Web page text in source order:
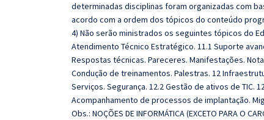
determinadas disciplinas foram organizadas com
acordo com a ordem dos tópicos do conteúdo
4) Não serão ministrados os seguintes tópicos do
Atendimento Técnico Estratégico. 11.1 Suporte
Respostas técnicas. Pareceres. Manifestações.
Condução de treinamentos. Palestras. 12
Serviços. Segurança. 12.2 Gestão de ativos de TIC.
Acompanhamento de processos de implantação.
Obs.: NOÇÕES DE INFORMÁTICA (EXCETO PARA O